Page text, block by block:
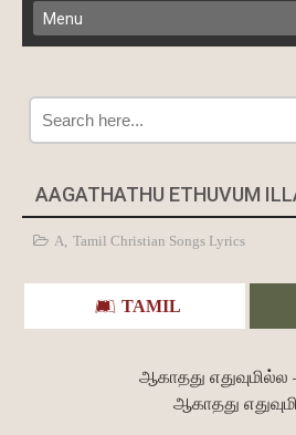
A, Tamil Christian Songs Lyrics
TAMIL
ஆகாதது எதுவுமில்ல
ஆகாதது